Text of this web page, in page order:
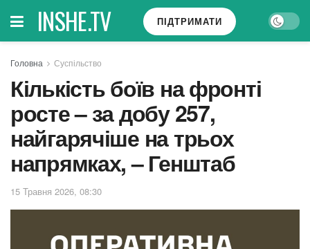
INSHE.TV ПІДТРИМАТИ
Головна Суспільство
Кількість боїв на фронті
росте – за добу 257,
найгарячіше на трьох
напрямках, – Генштаб
15 Травня 2026, 08:30